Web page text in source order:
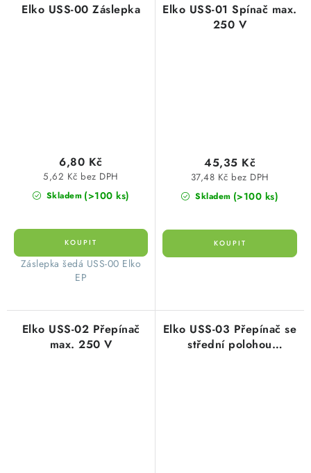
Elko USS-00 Záslepka
Skladem (>100 ks)
5,62 Kč bez DPH
6,80 Kč
Záslepka šedá USS-00 Elko
EP
Elko USS-01 Spínač max.
250 V
Skladem (>100 ks)
37,48 Kč bez DPH
45,35 Kč
Elko USS-02 Přepínač
max. 250 V
Elko USS-03 Přepínač se
střední polohou